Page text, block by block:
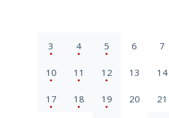
3 4 5 6 7
10 11 12 13 14
17 18 19 20 21